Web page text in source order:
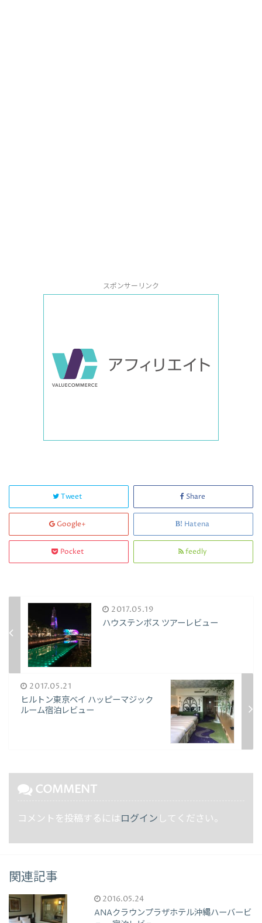
スポンサーリンク
Tweet Share
Google+ Hatena
Pocket feedly
2017.05.19
ハウステンボス ツアーレビュー
2017.05.21
ヒルトン東京ベイ ハッピーマジック
ルーム宿泊レビュー
COMMENT
コメントを投稿するにはログイン してください。
関連記事
2016.05.24
ANAクラウンプラザホテル沖縄ハーバービ